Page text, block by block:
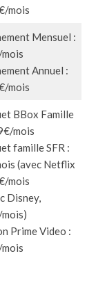
mois
Mensuel :
Annuel :
mois
BBox Famille
mois
famille SFR :
(avec Netflix
mois
Disney,
Prime Video :